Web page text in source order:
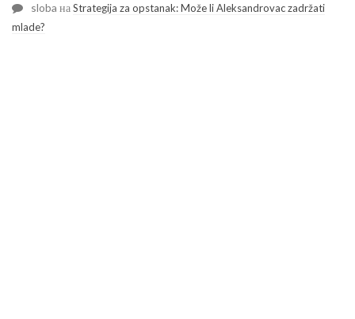
sloba наStrategija za opstanak: Može li Aleksandrovac zadržati
mlade?